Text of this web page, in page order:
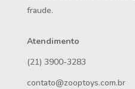
fraude.
Atendimento
(21) 3900-3283
contato@zooptoys.com.br